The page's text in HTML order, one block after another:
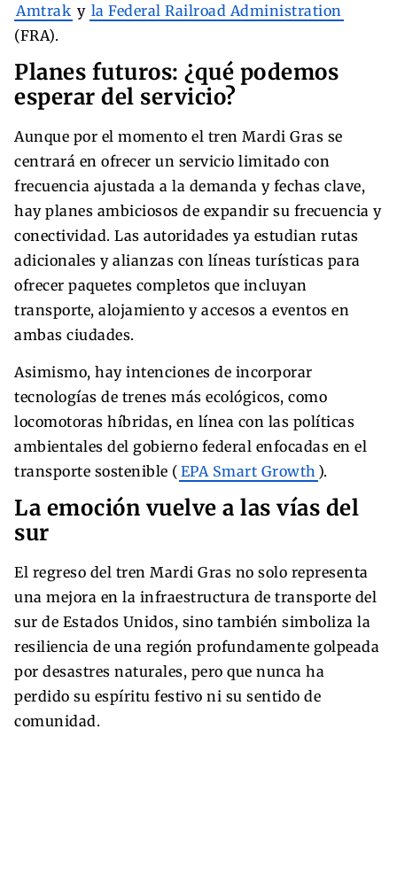
Amtrak y la Federal Railroad Administration
(FRA).
Planes futuros: ¿qué podemos
esperar del servicio?
Aunque por el momento el tren Mardi Gras se
centrará en ofrecer un servicio limitado con
frecuencia ajustada a la demanda y fechas clave,
hay planes ambiciosos de expandir su frecuencia y
conectividad. Las autoridades ya estudian rutas
adicionales y alianzas con líneas turísticas para
ofrecer paquetes completos que incluyan
transporte, alojamiento y accesos a eventos en
ambas ciudades.
Asimismo, hay intenciones de incorporar
tecnologías de trenes más ecológicos, como
locomotoras híbridas, en línea con las políticas
ambientales del gobierno federal enfocadas en el
transporte sostenible ( EPA Smart Growth ).
La emoción vuelve a las vías del
sur
El regreso del tren Mardi Gras no solo representa
una mejora en la infraestructura de transporte del
sur de Estados Unidos, sino también simboliza la
resiliencia de una región profundamente golpeada
por desastres naturales, pero que nunca ha
perdido su espíritu festivo ni su sentido de
comunidad.